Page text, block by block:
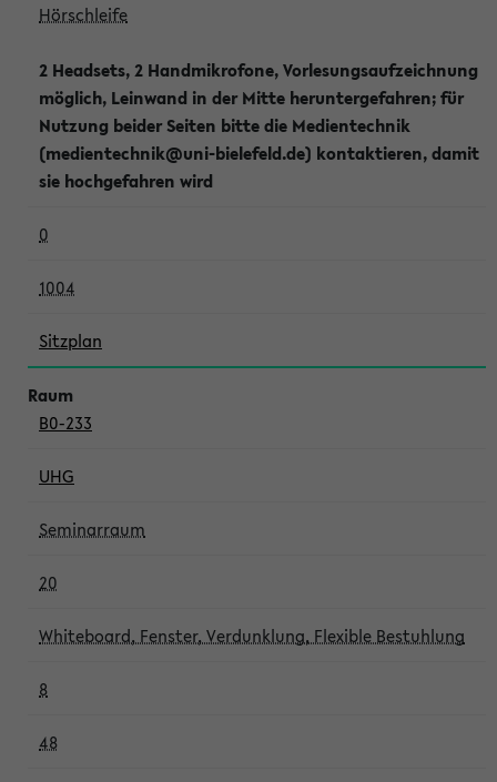
Hörschleife
2 Headsets, 2 Handmikrofone, Vorlesungsaufzeichnung
möglich, Leinwand in der Mitte heruntergefahren; für
Nutzung beider Seiten bitte die Medientechnik
(medientechnik@uni-bielefeld.de) kontaktieren, damit
sie hochgefahren wird
0
1004
Sitzplan
B0-233
UHG
Seminarraum
20
Whiteboard, Fenster, Verdunklung, Flexible Bestuhlung
8
48